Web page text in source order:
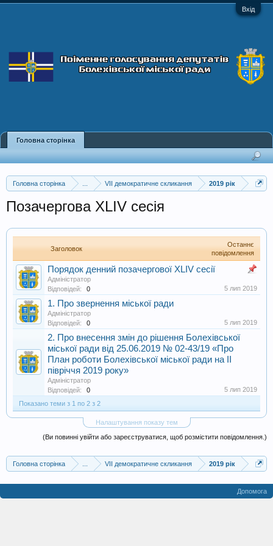
Вхід
Головна сторінка VII демократичне скликання 2019 рік
Позачергова XLIV сесія
Заголовок
Останнє
повідомлення
Порядок денний позачергової XLIV сесії
Адміністратор
Відповідей:
0 5 лип 2019
1. Про звернення міської ради
Адміністратор
Відповідей:
0 5 лип 2019
2. Про внесення змін до рішення Болехівської
міської ради від 25.06.2019 № 02-43/19 «Про
План роботи Болехівської міської ради на ІІ
півріччя 2019 року»
Адміністратор
Відповідей:
0
5 лип 2019
Показано теми з 1 по 2 з 2
Налаштування показу тем
(Ви повинні увійти або зареєструватися, щоб розмістити повідомлення.)
Головна сторінка VII демократичне скликання 2019 рік
Головна сторінка
Допомога